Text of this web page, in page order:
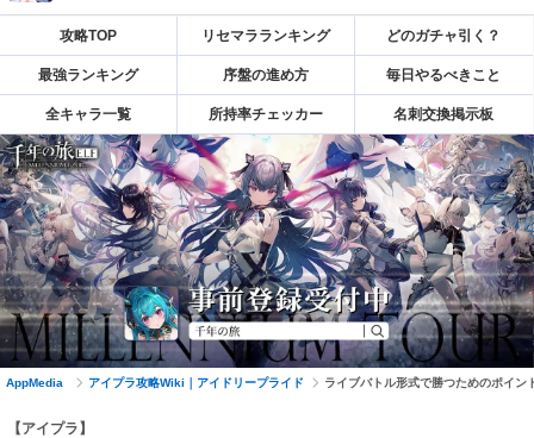
攻略TOP リセマラランキング どのガチャ引く？
最強ランキング 序盤の進め方 毎日やるべきこと
全キャラ一覧 所持率チェッカー 名刺交換掲示板
AppMedia アイプラ攻略Wiki｜アイドリープライド ライブバトル形式で勝つためのポイン
【アイプラ】